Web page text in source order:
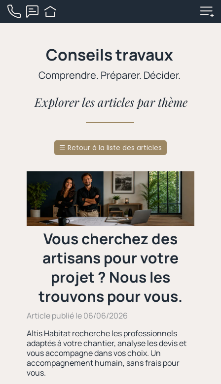
Conseils travaux
Comprendre. Préparer. Décider.
Explorer les articles par thème
☰ Retour à la liste des articles
Vous cherchez des
artisans pour votre
projet ? Nous les
trouvons pour vous.
Article publié le 06/06/2026
Altis Habitat recherche les professionnels
adaptés à votre chantier, analyse les devis et
vous accompagne dans vos choix. Un
accompagnement humain, sans frais pour
vous.